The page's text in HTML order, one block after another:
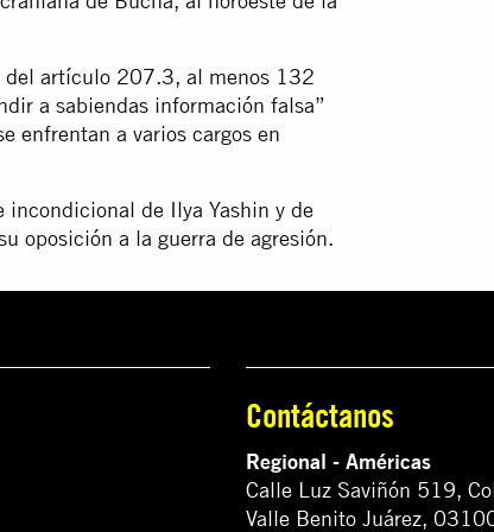
artículo 207.3, al menos 132
a sabiendas información falsa”
enfrentan a varios cargos en
de Ilya Yashin y de
oposición a la guerra de agresión.
Contáctanos
Regional - Américas
Calle Luz Saviñón 519,
Valle Benito Juárez,